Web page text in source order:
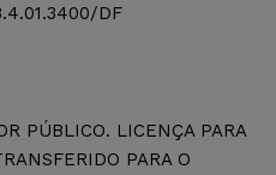
DF
PÚBLICO. LICENÇA PARA
PARA O